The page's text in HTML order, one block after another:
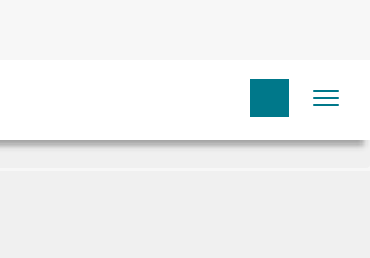
A ESTAR DISPONÍVEIS ATRAVÉS DE